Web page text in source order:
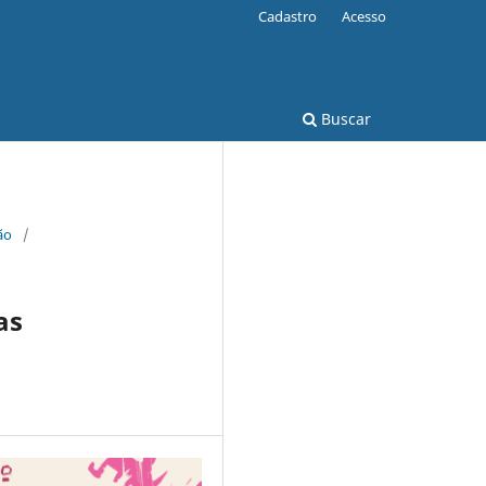
Buscar
Cadastro Acesso
/